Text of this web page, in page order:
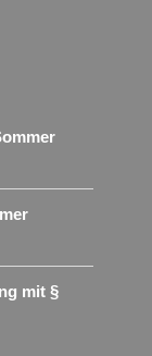
mit §